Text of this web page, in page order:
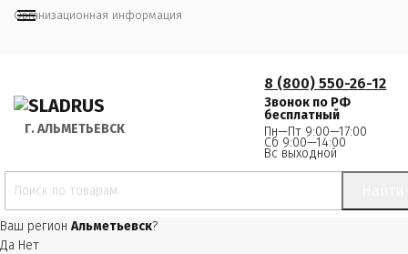
Организационная информация
Г. АЛЬМЕТЬЕВСК
8 (800) 550-26-12
Звонок по РФ
бесплатный
Пн—Пт 9:00—17:00
Сб 9:00—14:00
Вс выходной
Ваш регион Альметьевск?
Да Нет